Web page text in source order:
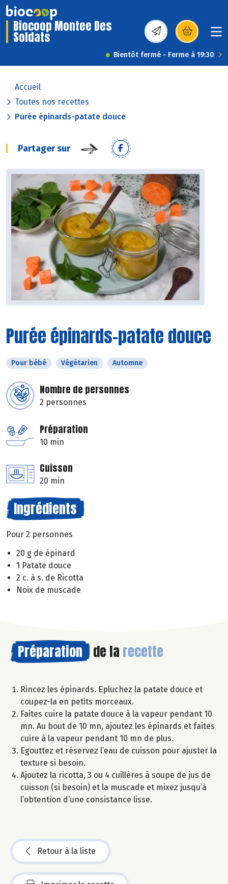
Biocoop Montee Des
Soldats (s’ouvre dans une
Bientôt fermé - Ferme à 19:30
Accueil
Toutes nos recettes
Purée épinards-patate douce
Partager sur
Purée épinards-patate douce
Pour bébé Végétarien Automne
Nombre de personnes
2 personnes
Préparation
10 min
Cuisson
20 min
Ingrédients
Pour 2 personnes
20 g de épinard
1 Patate douce
2 c. à s. de Ricotta
Noix de muscade
Préparation de la recette
Rincez les épinards. Epluchez la patate douce et
coupez-la en petits morceaux.
Faites cuire la patate douce à la vapeur pendant 10
mn. Au bout de 10 mn, ajoutez les épinards et faites
cuire à la vapeur pendant 10 mn de plus.
Egouttez et réservez l’eau de cuisson pour ajuster la
texture si besoin.
Ajoutez la ricotta, 3 ou 4 cuillères à soupe de jus de
cuisson (si besoin) et la muscade et mixez jusqu’à
l’obtention d’une consistance lisse.
Retour à la liste